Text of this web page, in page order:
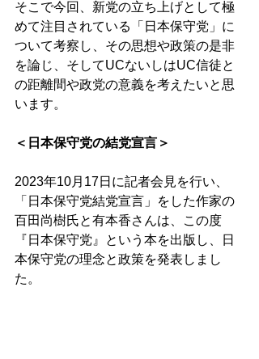
そこで今回、新党の立ち上げとして極
めて注目されている「日本保守党」に
ついて考察し、その思想や政策の是非
を論じ、そしてUCないしはUC信徒と
の距離間や政党の意義を考えたいと思
います。
＜日本保守党の結党宣言＞
2023年10月17日に記者会見を行い、
「日本保守党結党宣言」をした作家の
百田尚樹氏と有本香さんは、この度
『日本保守党』という本を出版し、日
本保守党の理念と政策を発表しまし
た。